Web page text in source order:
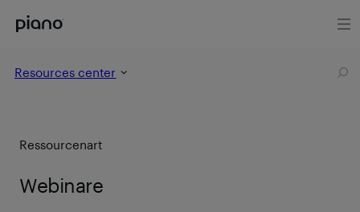
Resources center
Ressourcenart
Webinare